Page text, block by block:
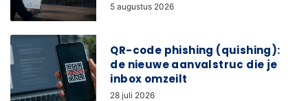
5 augustus 2026
QR-code phishing (quishing):
de nieuwe aanvalstruc die je
inbox omzeilt
28 juli 2026